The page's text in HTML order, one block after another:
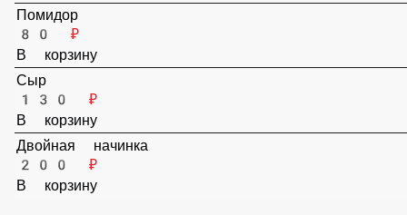
К пицце 40
Перец соленый (острый)
80 ₽
В корзину
Маслины
80 ₽